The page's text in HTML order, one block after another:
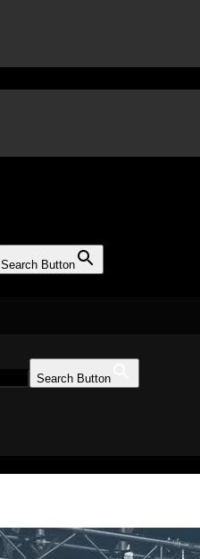
Search Button
Search Button